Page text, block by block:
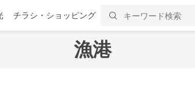
チラシ・ショッピング
漁港